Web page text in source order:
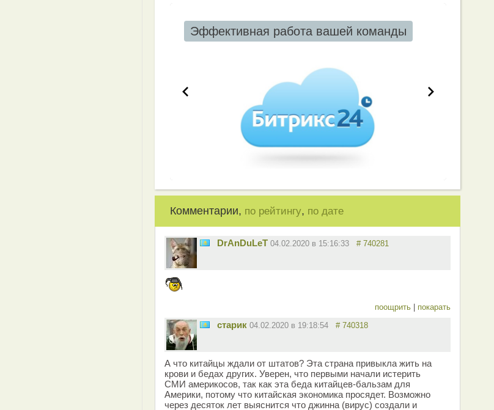
Эффективная работа вашей команды
Комментарии, по рейтингу, по дате
DrAnDuLeT 04.02.2020 в 15:16:33 # 740281
поощрить покарать
старик 04.02.2020 в 19:18:54 # 740318
А что китайцы ждали от штатов? Эта страна привыкла жить на
крови и бедах других. Уверен, что первыми начали истерить
СМИ америкосов, так как эта беда китайцев-бальзам для
Америки, потому что китайская экономика просядет. Возможно
через десяток лет выяснится что джинна (вирус) создали и